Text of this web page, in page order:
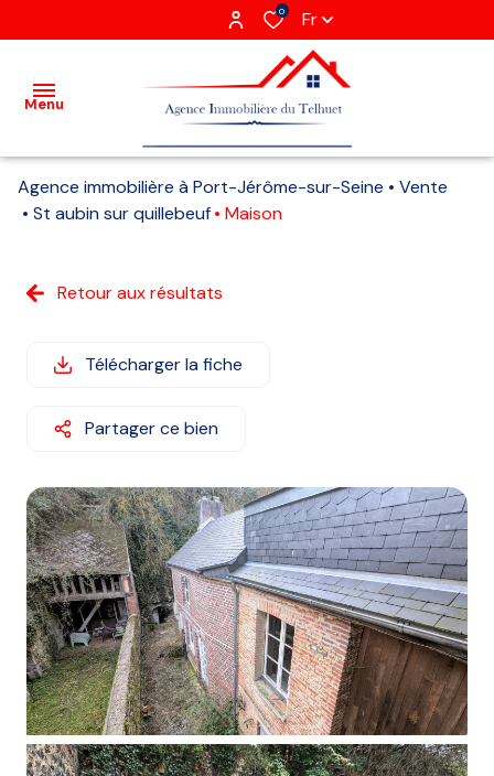
0 Fr
Menu
Acheter
Vendre
Gestion
locative
Agence
Alerte
e-
mail
Contact
Agence immobilière à Port-Jérôme-sur-Seine
Vente
St aubin sur quillebeuf
Maison
Retour aux résultats
Télécharger la fiche
Partager ce bien